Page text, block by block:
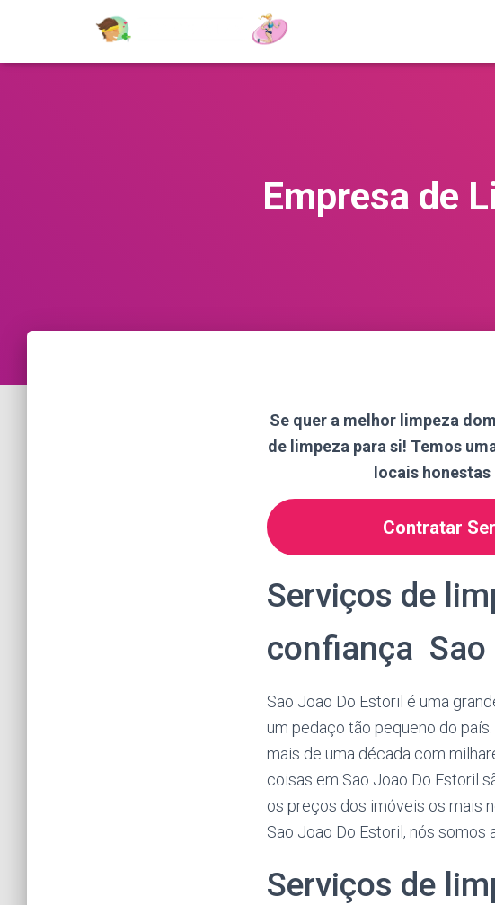
Empresa de
Se quer a melhor limpeza
de limpeza para si! Temos
locais
Contratar
Serviços de
confiança Sao
Sao Joao Do Estoril é uma
um pedaço tão pequeno do país.
mais de uma década com
coisas em Sao Joao Do Estoril
os preços dos imóveis os mais
Sao Joao Do Estoril, nós somos
Serviços de